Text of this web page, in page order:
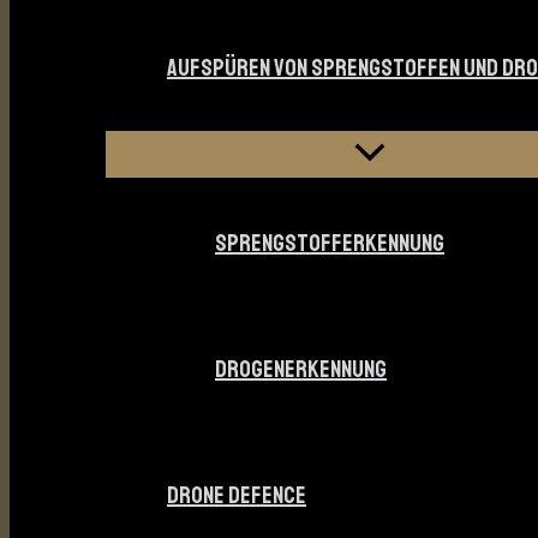
AUFSPÜREN VON SPRENGSTOFFEN UND
SPRENGSTOFFERKENNUNG
DROGENERKENNUNG
DRONE DEFENCE